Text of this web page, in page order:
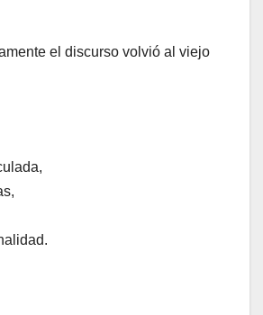
el discurso volvió al viejo